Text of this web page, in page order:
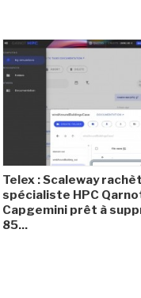
Telex : Scaleway
spécialiste HPC
Capgemini prêt à
85...